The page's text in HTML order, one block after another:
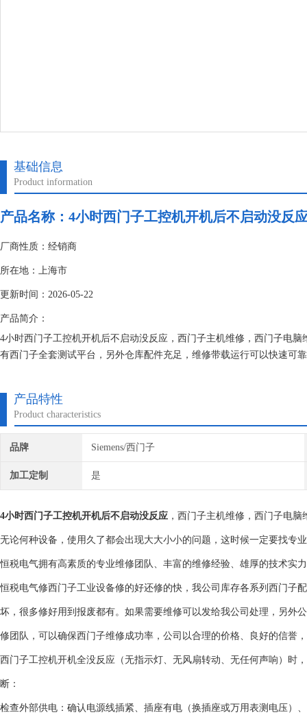
基础信息
Product information
产品名称： 4小时西门子工控机开机后不启动没反
厂商性质：经销商
所在地：上海市
更新时间：2026-05-22
产品简介：
4小时西门子工控机开机后不启动没反应，西门子主机维修，西门子电
有西门子全套测试平台，另外仓库配件充足，维修带载运行可以快速可
产品特性
Product characteristics
品牌 Siemens/西门子
加工定制 是
4小时西门子工控机开机后不启动没反应 ，西门子主机维修，西门子电脑
无论何种设备，使用久了都会出现大大小小的问题，这时候一定要找专
恒税电气拥有高素质的专业维修团队、丰富的维修经验、雄厚的技术实
恒税电气修西门子工业设备修的好还修的快，我公司库存各系列西门子
坏，很多修好用到报废都有。如果需要维修可以发给我公司处理，另外
修团队，可以确保西门子维修成功率，公司以合理的价格、良好的信誉
西门子工控机开机全没反应（无指示灯、无风扇转动、无任何声响）时
断：‌‌
检查外部供电‌：确认电源线插紧、插座有电（换插座或万用表测电压）